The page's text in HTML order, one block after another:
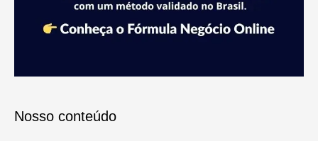
Nosso conteúdo